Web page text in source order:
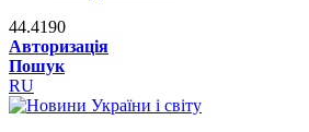
44.4190
Авторизація
Пошук
RU